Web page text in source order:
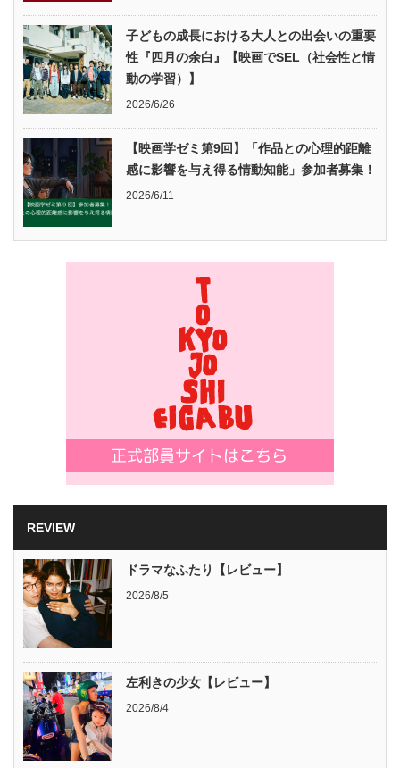
子どもの成長における大人との出会いの重要
性『四月の余白』【映画でSEL（社会性と情
動の学習）】
2026/6/26
【映画学ゼミ第9回】「作品との心理的距離
感に影響を与え得る情動知能」参加者募集！
2026/6/11
REVIEW
ドラマなふたり【レビュー】
2026/8/5
左利きの少女【レビュー】
2026/8/4